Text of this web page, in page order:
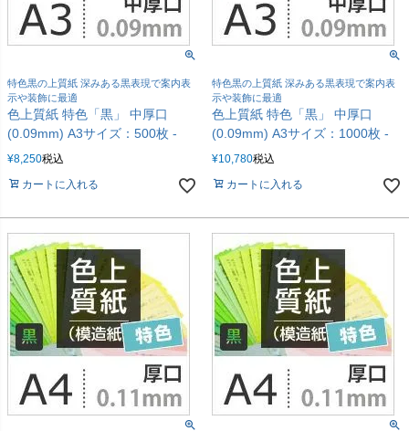
特色黒の上質紙 深みある黒表現で案内表
示や装飾に最適
色上質紙 特色「黒」 中厚口
(0.09mm) A3サイズ：500枚 -
¥8,250税込
カートに入れる
特色黒の上質紙 深みある黒表現で案内表
示や装飾に最適
色上質紙 特色「黒」 中厚口
(0.09mm) A3サイズ：1000枚 -
¥10,780税込
カートに入れる